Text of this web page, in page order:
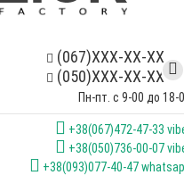
(067)XXX-XX-XX
(050)XXX-XX-XX
Пн-пт. с 9-00 до 18-
+38(067)472-47-33
+38(050)736-00-07
+38(093)077-40-47